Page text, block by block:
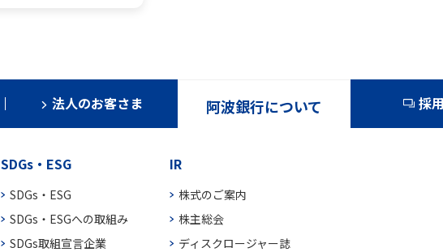
法人のお客さま 阿波銀行について 採
SDGs・ESG
SDGs・ESG
SDGs・ESGへの取組み
SDGs取組宣言企業
IR
株式のご案内
株主総会
ディスクロージャー誌